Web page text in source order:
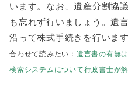
います。なお、遺産分割協
も忘れず行いましょう。遺
沿って株式手続きを行います
合わせて読みたい： 遺言書の有無
検索システムについて行政書士が